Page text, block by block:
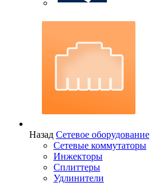
Назад Сетевое оборудование
Сетевые коммутаторы
Инжекторы
Сплиттеры
Удлинители